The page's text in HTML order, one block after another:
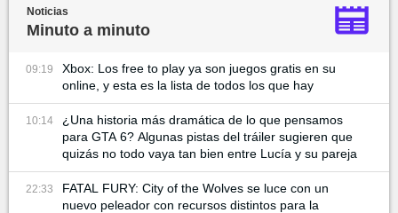
Noticias
Minuto a minuto
09:19
Xbox: Los free to play ya son juegos gratis en su
online, y esta es la lista de todos los que hay
10:14
¿Una historia más dramática de lo que pensamos
para GTA 6? Algunas pistas del tráiler sugieren que
quizás no todo vaya tan bien entre Lucía y su pareja
22:33
FATAL FURY: City of the Wolves se luce con un
nuevo peleador con recursos distintos para la